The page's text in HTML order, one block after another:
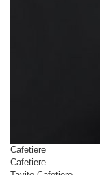
Cafetiere
Cafetiere